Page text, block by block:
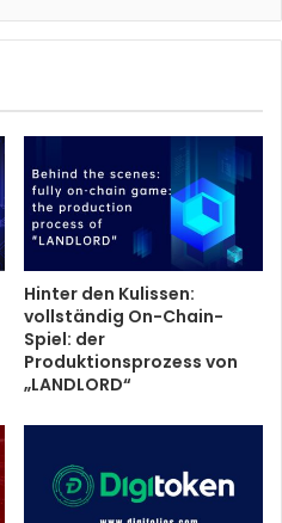
Hinter den Kulissen:
vollständig On-Chain-
Spiel: der
Produktionsprozess von
„LANDLORD“